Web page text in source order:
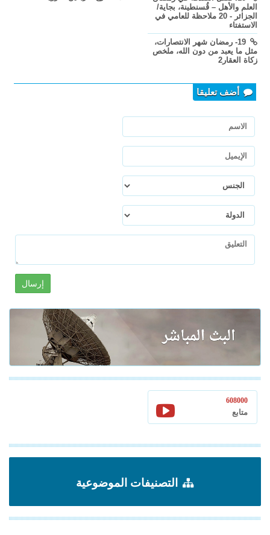
العلم والأهل – قُسنطينة، بجاية/
الجزائر - 20 ملاحظة للعامي في
الاستفتاء
19- رمضان شهر الانتصارات،
مثل ما يعبد من دون الله، ملخص
زكاة العقار2
أضف تعليقا
إرسال
608000
متابع
التصنيفات الموضوعية